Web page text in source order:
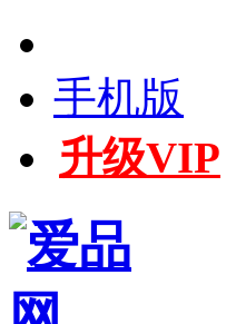
手机版
升级VIP